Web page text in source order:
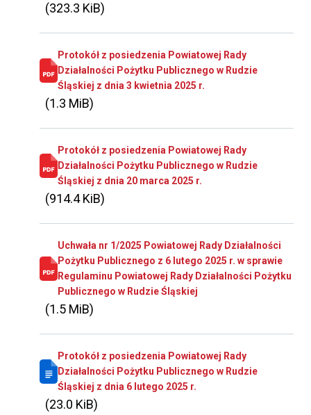
(323.3 KiB)
Protokół z posiedzenia Powiatowej Rady
Działalności Pożytku Publicznego w Rudzie
Śląskiej z dnia 3 kwietnia 2025 r.
(1.3 MiB)
Protokół z posiedzenia Powiatowej Rady
Działalności Pożytku Publicznego w Rudzie
Śląskiej z dnia 20 marca 2025 r.
(914.4 KiB)
Uchwała nr 1/2025 Powiatowej Rady Działalności
Pożytku Publicznego z 6 lutego 2025 r. w sprawie
Regulaminu Powiatowej Rady Działalności Pożytku
Publicznego w Rudzie Śląskiej
(1.5 MiB)
Protokół z posiedzenia Powiatowej Rady
Działalności Pożytku Publicznego w Rudzie
Śląskiej z dnia 6 lutego 2025 r.
(23.0 KiB)